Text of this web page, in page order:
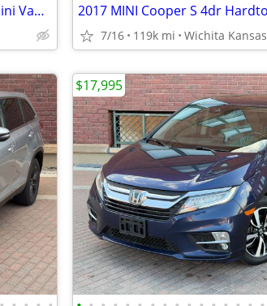
2017 Dodge Grand Caravan SXT 4dr Mini Van. 2-OWNER NO ACCIDENTS!
7/16 119k mi Wichita Kansas
$17,995